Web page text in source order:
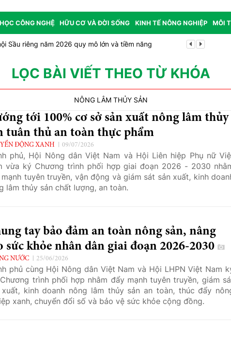
CÔNG NGHỆ HỮU CƠ VÀ ĐỜI SỐNG KINH TẾ NÔNG NGHIỆP MÔI
Sầu riêng năm 2026 quy mô lớn và tiềm năng Vĩnh Long
LỌC BÀI VIẾT THEO TỪ KHÓA
NÔNG LÂM THỦY SẢN
tới 100% cơ sở sản xuất nông lâm thủy
tuân thủ an toàn thực phẩm
ĐỘNG XANH 09/07/2026
phủ, Hội Nông dân Việt Nam và Hội Liên hiệp Phụ nữ
vừa ký Chương trình phối hợp giai đoạn 2026 - 2030
tuyên truyền, vận động và giám sát sản xuất, kinh
lâm thủy sản chất lượng, an toàn.
tay bảo đảm an toàn nông sản, nâng
sức khỏe nhân dân giai đoạn 2026-2030
NƯỚC 25/06/2026
phủ cùng Hội Nông dân Việt Nam và Hội LHPN Việt Nam
trình phối hợp nhằm đẩy mạnh tuyên truyền, giám
xuất, kinh doanh nông lâm thủy sản an toàn, thúc đẩy
xanh, chuyển đổi số và bảo vệ sức khỏe cộng đồng.